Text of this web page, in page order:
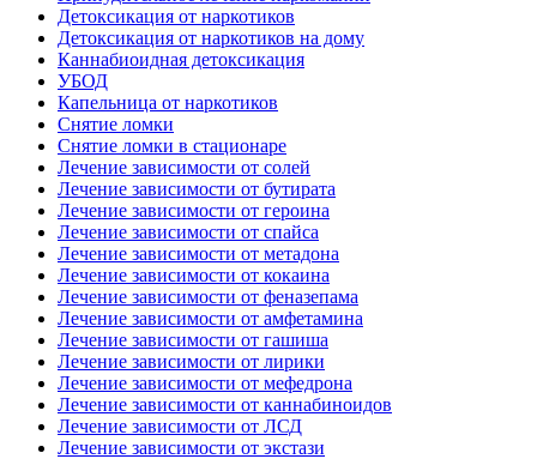
Детоксикация от наркотиков
Детоксикация от наркотиков на дому
Каннабиоидная детоксикация
УБОД
Капельница от наркотиков
Снятие ломки
Снятие ломки в стационаре
Лечение зависимости от солей
Лечение зависимости от бутирата
Лечение зависимости от героина
Лечение зависимости от спайса
Лечение зависимости от метадона
Лечение зависимости от кокаина
Лечение зависимости от феназепама
Лечение зависимости от амфетамина
Лечение зависимости от гашиша
Лечение зависимости от лирики
Лечение зависимости от мефедрона
Лечение зависимости от каннабиноидов
Лечение зависимости от ЛСД
Лечение зависимости от экстази